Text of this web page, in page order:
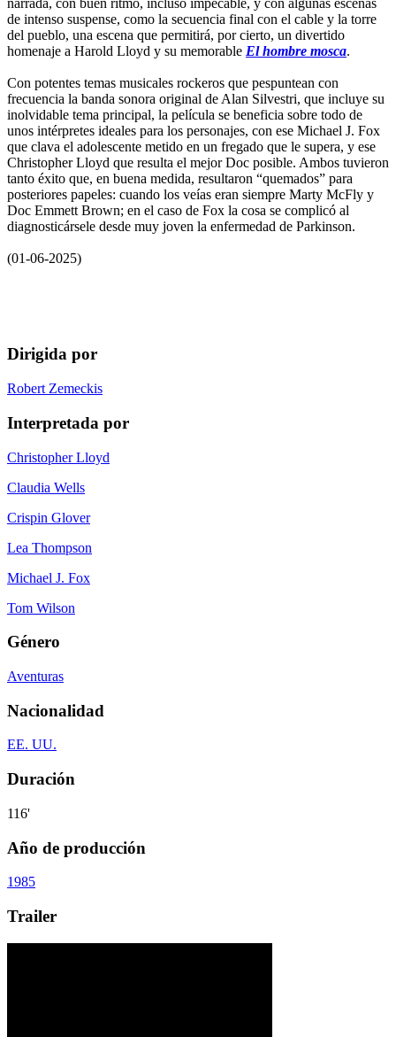
de intenso suspense, como la secuencia final con el cable y la torre
del pueblo, una escena que permitirá, por cierto, un divertido
homenaje a Harold Lloyd y su memorable El hombre mosca.
Con potentes temas musicales rockeros que pespuntean con
frecuencia la banda sonora original de Alan Silvestri, que incluye su
inolvidable tema principal, la película se beneficia sobre todo de
unos intérpretes ideales para los personajes, con ese Michael J. Fox
que clava el adolescente metido en un fregado que le supera, y ese
Christopher Lloyd que resulta el mejor Doc posible. Ambos tuvieron
tanto éxito que, en buena medida, resultaron “quemados” para
posteriores papeles: cuando los veías eran siempre Marty McFly y
Doc Emmett Brown; en el caso de Fox la cosa se complicó al
diagnosticársele desde muy joven la enfermedad de Parkinson.
(01-06-2025)
Dirigida por
Robert Zemeckis
Interpretada por
Christopher Lloyd
Claudia Wells
Crispin Glover
Lea Thompson
Michael J. Fox
Tom Wilson
Género
Aventuras
Nacionalidad
EE. UU.
Duración
116'
Año de producción
1985
Trailer